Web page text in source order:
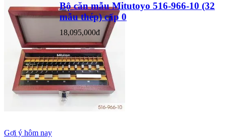
Bộ căn mẫu Mitutoyo 516-966-10 (32
mẫu thép) cấp 0
18,095,000đ
Gợi ý hôm nay